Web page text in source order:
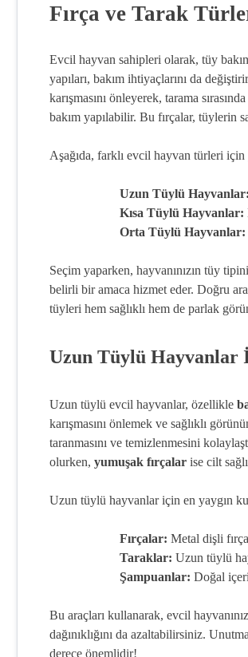
Fırça ve Tarak
Evcil hayvan sahipleri olarak, tüy
yapıları, bakım ihtiyaçlarını da
karışmasını önleyerek, tarama
bakım yapılabilir. Bu fırçalar, tüylerin
Aşağıda, farklı evcil hayvan türleri
Uzun Tüylü Hayvanlar:
Kısa Tüylü Hayvanlar:
Orta Tüylü Hayvanlar:
Seçim yaparken, hayvanınızın tüy
belirli bir amaca hizmet eder. Doğru
tüyleri hem sağlıklı hem de parlak
Uzun Tüylü Hayvanlar
Uzun tüylü evcil hayvanlar, özellikle
karışmasını önlemek ve sağlıklı
taranmasını ve temizlenmesini
olurken, yumuşak fırçalar ise cilt
Uzun tüylü hayvanlar için en yaygın
Fırçalar: Metal dişli
Taraklar: Uzun tüylü
Şampuanlar: Doğal
Bu araçları kullanarak, evcil
dağınıklığını da azaltabilirsiniz.
derece önemlidir!